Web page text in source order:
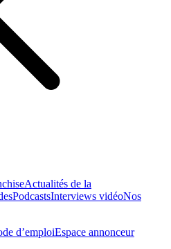
Actualités de la
PodcastsInterviews vidéoNos
d’emploiEspace annonceur